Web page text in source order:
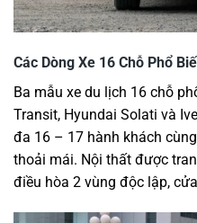
Các Dòng Xe 16 Chỗ Phổ
Ba mẫu xe du lịch 16 chỗ
Transit, Hyundai Solati và
đa 16 – 17 hành khách
thoải mái. Nội thất được
điều hòa 2 vùng độc lập,